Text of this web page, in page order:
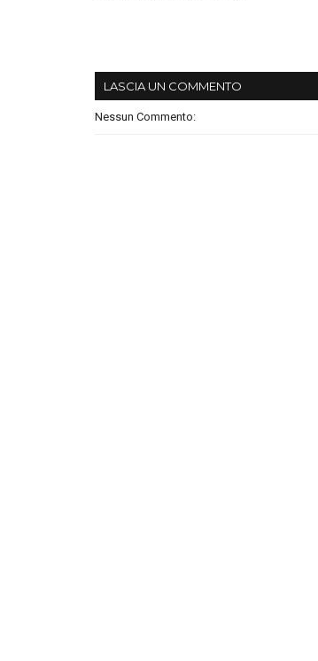
LASCIA UN COMMENTO
Nessun Commento: